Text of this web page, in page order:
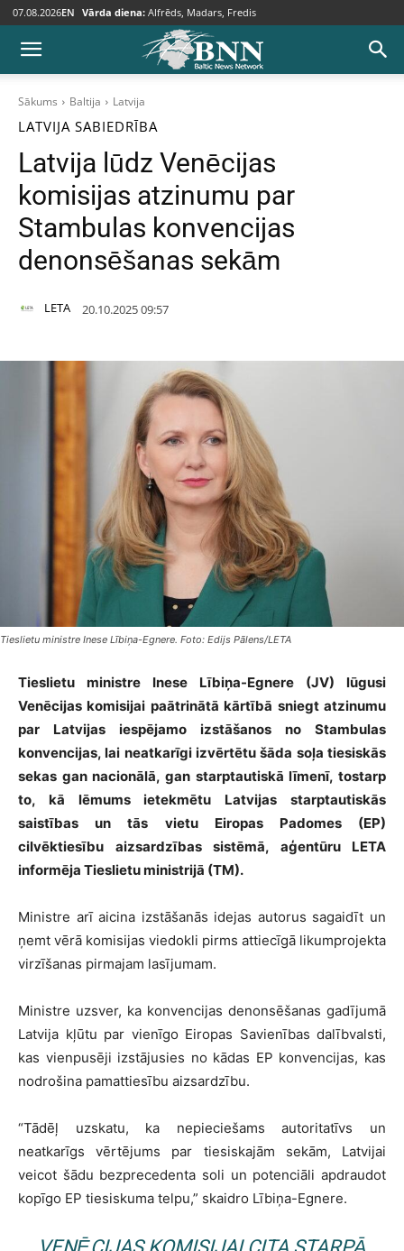
07.08.2026EN Vārda diena: Alfrēds, Madars, Fredis
Sākums Baltija Latvija
LATVIJA SABIEDRĪBA
Latvija lūdz Venēcijas
komisijas atzinumu par
Stambulas konvencijas
denonsēšanas sekām
LETA 20.10.2025 09:57
Tieslietu ministre Inese Lībiņa-Egnere. Foto: Edijs Pālens/LETA
Tieslietu ministre Inese Lībiņa-Egnere (JV) lūgusi
Venēcijas komisijai paātrinātā kārtībā sniegt atzinumu
par Latvijas iespējamo izstāšanos no Stambulas
konvencijas, lai neatkarīgi izvērtētu šāda soļa tiesiskās
sekas gan nacionālā, gan starptautiskā līmenī, tostarp
to, kā lēmums ietekmētu Latvijas starptautiskās
saistības un tās vietu Eiropas Padomes (EP)
cilvēktiesību aizsardzības sistēmā, aģentūru LETA
informēja Tieslietu ministrijā (TM).
Ministre arī aicina izstāšanās idejas autorus sagaidīt un
ņemt vērā komisijas viedokli pirms attiecīgā likumprojekta
virzīšanas pirmajam lasījumam.
Ministre uzsver, ka konvencijas denonsēšanas gadījumā
Latvija kļūtu par vienīgo Eiropas Savienības dalībvalsti,
kas vienpusēji izstājusies no kādas EP konvencijas, kas
nodrošina pamattiesību aizsardzību.
“Tādēļ uzskatu, ka nepieciešams autoritatīvs un
neatkarīgs vērtējums par tiesiskajām sekām, Latvijai
veicot šādu bezprecedenta soli un potenciāli apdraudot
kopīgo EP tiesiskuma telpu,” skaidro Lībiņa-Egnere.